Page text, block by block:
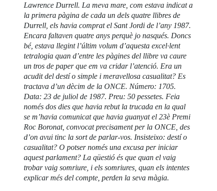
Lawrence Durrell. La meva mare, com estava indicat a
la primera pàgina de cada un dels quatre llibres de
Durrell, els havia comprat el Sant Jordi de l’any 1987.
Encara faltaven quatre anys perquè jo nasqués. Doncs
bé, estava llegint l’últim volum d’aquesta excel·lent
tetralogia quan d’entre les pàgines del llibre va caure
un tros de paper que em va cridar l’atenció. Era un
acudit del destí o simple i meravellosa casualitat? Es
tractava d’un dècim de la ONCE. Número: 1705.
Data: 23 de juliol de 1987. Preu: 50 pessetes. Feia
només dos dies que havia rebut la trucada en la qual
se m’havia comunicat que havia guanyat el 23è Premi
Roc Boronat, convocat precisament per la ONCE, des
d’on avui tinc la sort de parlar-vos. Insisteixo: destí o
casualitat? O potser només una excusa per iniciar
aquest parlament? La qüestió és que quan el vaig
trobar vaig somriure, i els somriures, quan els intentes
explicar més del compte, perden la seva màgia.